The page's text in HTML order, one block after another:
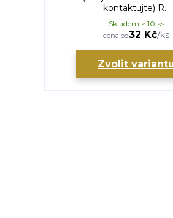
kontaktujte) R...
cena od32 Kč/ks
Skladem > 10 ks
Zvolit